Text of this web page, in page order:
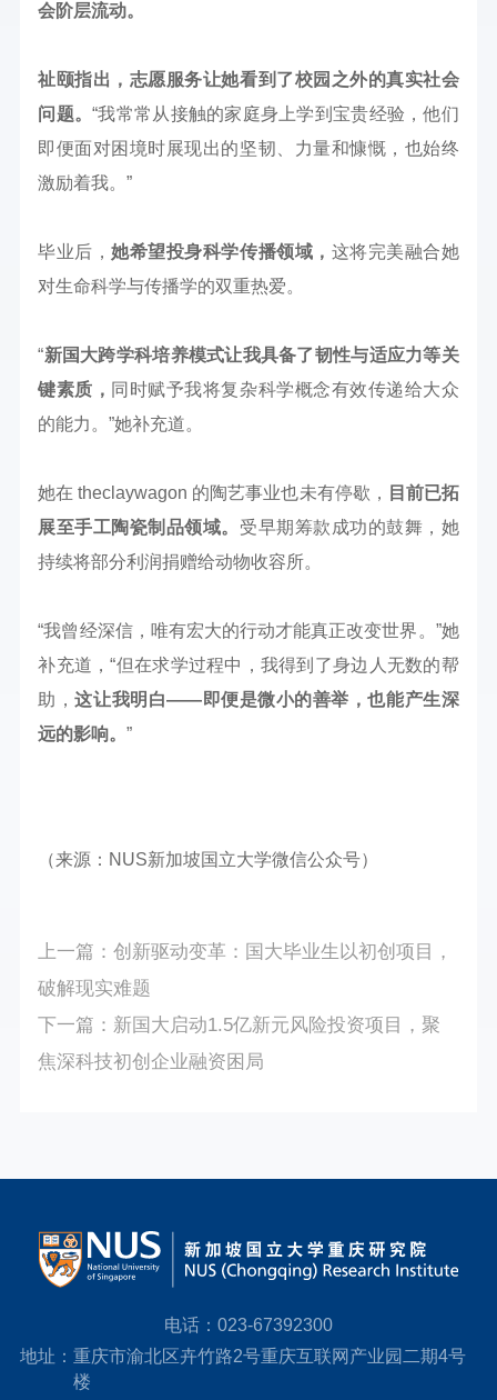
会阶层流动。
祉颐指出，志愿服务让她看到了校园之外的真实社会
问题。“我常常从接触的家庭身上学到宝贵经验，他们
即便面对困境时展现出的坚韧、力量和慷慨，也始终
激励着我。”
毕业后，她希望投身科学传播领域， 这将完美融合她
对生命科学与传播学的双重热爱。
“新国大跨学科培养模式让我具备了韧性与适应力等关
键素质， 同时赋予我将复杂科学概念有效传递给大众
的能力。”她补充道。
她在 theclaywagon 的陶艺事业也未有停歇，
目前已拓
展至手工陶瓷制品领域。 受早期筹款成功的鼓舞，她
持续将部分利润捐赠给动物收容所。
“我曾经深信，唯有宏大的行动才能真正改变世界。”她
补充道，“但在求学过程中，我得到了身边人无数的帮
助，这让我明白——即便是微小的善举，也能产生深
远的影响。”
（来源：NUS新加坡国立大学微信公众号）
上一篇：创新驱动变革：国大毕业生以初创项目，
破解现实难题
下一篇： 新国大启动1.5亿新元风险投资项目，聚
焦深科技初创企业融资困局
电话： 023-67392300
地址： 重庆市渝北区卉竹路2号重庆互联网产业园二期4号
楼